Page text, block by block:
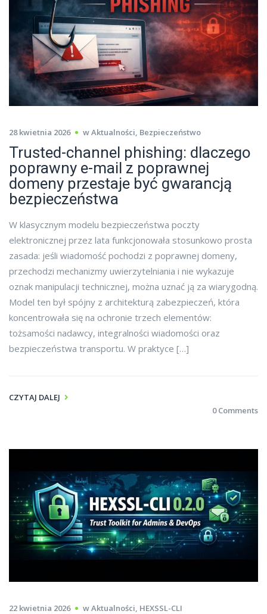
28 kwietnia 2026 wAktualności, Bezpieczeństwo
Trusted-channel phishing: dlaczego
poprawny e-mail z poprawnej
domeny przestaje być gwarancją
bezpieczeństwa
W klasycznym modelu bezpieczeństwa poczty
elektronicznej przez lata funkcjonowała stosunkowo prosta
zasada: jeśli wiadomość pochodzi z poprawnej domeny,
przechodzi mechanizmy uwierzytelniania i nie wykazuje
oznak manipulacji technicznej, można uznać ją za wiarygodną.
Model ten był spójny z architekturą zabezpieczeń, która
koncentrowała się na ochronie trzech elementów:
tożsamości nadawcy, integralności wiadomości oraz
bezpieczeństwa transportu. W praktyce […]
CZYTAJ DALEJ
0 Comments
22 kwietnia 2026 wAktualności HEXSSL-CLI